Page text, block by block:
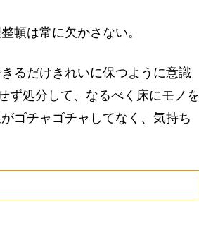
頓は常に欠かさない。
るだけきれいに保つように意識
ず処分して、なるべく床にモノを
ゴチャゴチャしてなく、気持ち